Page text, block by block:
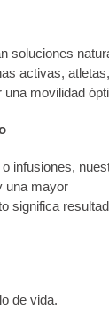
soluciones
activas, atletas,
movilidad
infusiones,
una mayor
significa
de vida.